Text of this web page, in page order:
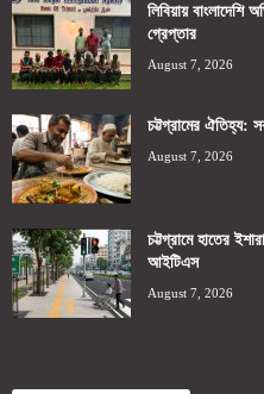
লিবিয়ায় বাংলাদেশি
গ্রেপ্তার
August 7, 2026
চট্টগ্রামের ঐতিহ্য:
August 7, 2026
চট্টগ্রামে হাতের
আইটিএস
August 7, 2026